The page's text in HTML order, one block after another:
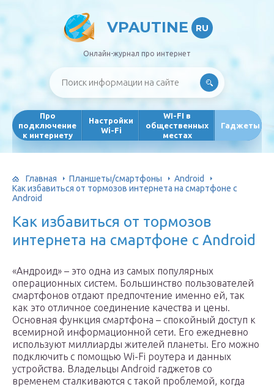
VPAUTINE RU
Онлайн-журнал про интернет
Про
подключение
к интернету
Настройки
Wi-Fi
WI-FI в
общественных
местах
Гаджеты
Главная Планшеты/смартфоны
Android
Как избавиться от тормозов интернета на смартфоне с
Android
Как избавиться от тормозов
интернета на смартфоне с Android
«Андроид» – это одна из самых популярных
операционных систем. Большинство пользователей
смартфонов отдают предпочтение именно ей, так
как это отличное соединение качества и цены.
Основная функция смартфона – спокойный доступ к
всемирной информационной сети. Его ежедневно
используют миллиарды жителей планеты. Его можно
подключить с помощью Wi-Fi роутера и данных
устройства. Владельцы Android гаджетов со
временем сталкиваются с такой проблемой, когда